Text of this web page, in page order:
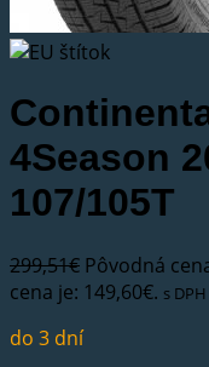
4Season
107/105T
299,51€ Pôvodná
cena je: 149,60€. s DPH
do 3 dní